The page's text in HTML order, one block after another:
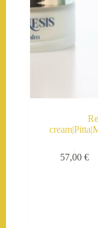
57,00 €